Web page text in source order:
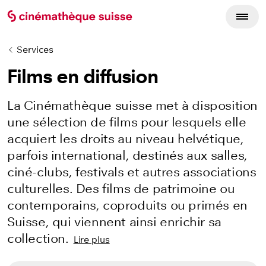
Services
Films en diffusion
La Cinémathèque suisse met à disposition
une sélection de films pour lesquels elle
acquiert les droits au niveau helvétique,
parfois international, destinés aux salles,
ciné-clubs, festivals et autres associations
culturelles. Des films de patrimoine ou
contemporains, coproduits ou primés en
Suisse, qui viennent ainsi enrichir sa
collection. Lire plus